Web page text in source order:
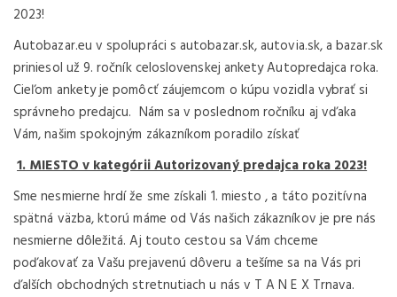
2023!
Autobazar.eu v spolupráci s autobazar.sk, autovia.sk, a bazar.sk
priniesol už 9. ročník celoslovenskej ankety Autopredajca roka.
Cieľom ankety je pomôcť záujemcom o kúpu vozidla vybrať si
správneho predajcu. Nám sa v poslednom ročníku aj vďaka
Vám, našim spokojným zákazníkom poradilo získať
1. MIESTO v kategórii Autorizovaný predajca roka 2023!
Sme nesmierne hrdí že sme získali 1. miesto , a táto pozitívna
spätná väzba, ktorú máme od Vás našich zákazníkov je pre nás
nesmierne dôležitá. Aj touto cestou sa Vám chceme
poďakovať za Vašu prejavenú dôveru a tešíme sa na Vás pri
ďalších obchodných stretnutiach u nás v T A N E X Trnava.